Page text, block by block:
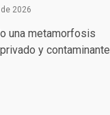
2026
una metamorfosis
y contaminante